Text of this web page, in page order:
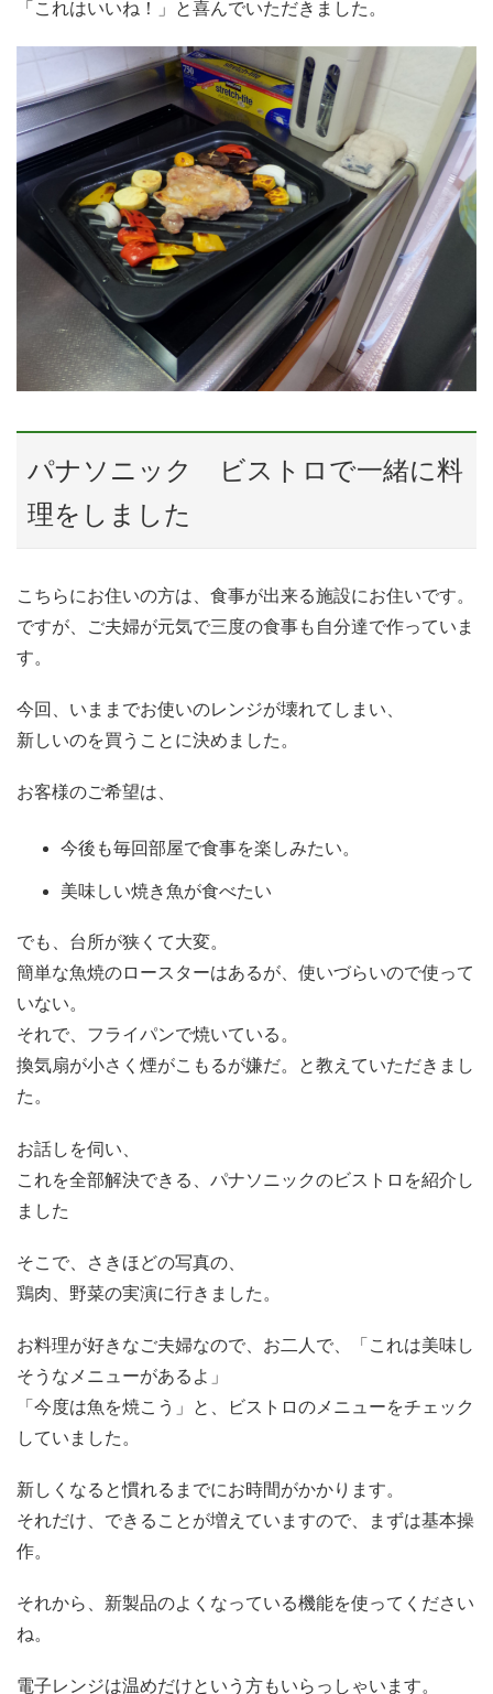
「これはいいね！」と喜んでいただきました。
パナソニック ビストロで一緒に料
理をしました
こちらにお住いの方は、食事が出来る施設にお住いです。
ですが、ご夫婦が元気で三度の食事も自分達で作っていま
す。
今回、いままでお使いのレンジが壊れてしまい、
新しいのを買うことに決めました。
お客様のご希望は、
今後も毎回部屋で食事を楽しみたい。
美味しい焼き魚が食べたい
でも、台所が狭くて大変。
簡単な魚焼のロースターはあるが、使いづらいので使って
いない。
それで、フライパンで焼いている。
換気扇が小さく煙がこもるが嫌だ。と教えていただきまし
た。
お話しを伺い、
これを全部解決できる、パナソニックのビストロを紹介し
ました
そこで、さきほどの写真の、
鶏肉、野菜の実演に行きました。
お料理が好きなご夫婦なので、お二人で、「これは美味し
そうなメニューがあるよ」
「今度は魚を焼こう」と、ビストロのメニューをチェック
していました。
新しくなると慣れるまでにお時間がかかります。
それだけ、できることが増えていますので、まずは基本操
作。
それから、新製品のよくなっている機能を使ってください
ね。
電子レンジは温めだけという方もいらっしゃいます。